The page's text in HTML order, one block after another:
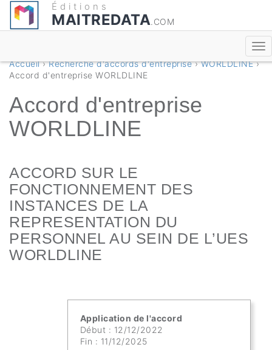
Éditions
MAITREDATA.COM
Accueil›Recherche d'accords d'entreprise›WORLDLINE›
Accord d'entreprise WORLDLINE
Accord d'entreprise
WORLDLINE
ACCORD SUR LE
FONCTIONNEMENT DES
INSTANCES DE LA
REPRESENTATION DU
PERSONNEL AU SEIN DE L’UES
WORLDLINE
Application de l'accord
Début : 12/12/2022
Fin : 11/12/2025